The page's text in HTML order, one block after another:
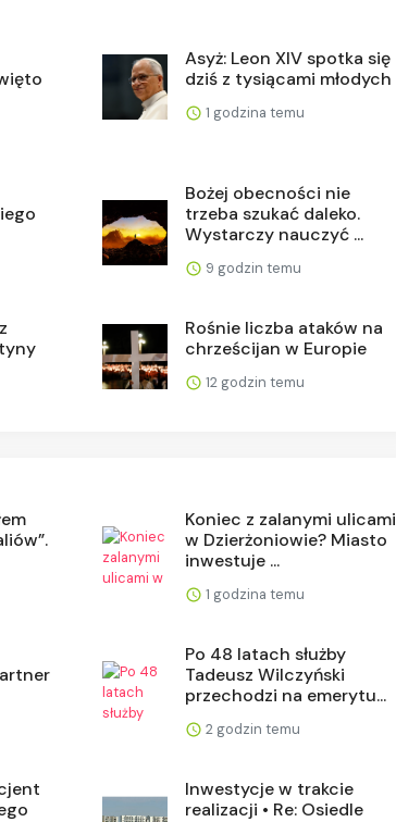
Asyż: Leon XIV spotka się
dziś z tysiącami młodych
1 godzina temu
Bożej obecności nie
trzeba szukać daleko.
Wystarczy nauczyć ...
9 godzin temu
Rośnie liczba ataków na
chrześcijan w Europie
12 godzin temu
Koniec z zalanymi ulicami
w Dzierżoniowie? Miasto
inwestuje ...
1 godzina temu
Po 48 latach służby
Tadeusz Wilczyński
przechodzi na emerytu...
2 godzin temu
Inwestycje w trakcie
realizacji • Re: Osiedle